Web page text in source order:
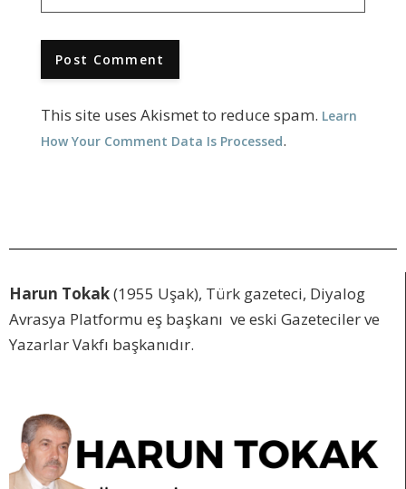
This site uses Akismet to reduce spam. Learn
How Your Comment Data Is Processed.
Harun Tokak(1955 Uşak), Türk gazeteci, Diyalog
Avrasya Platformu eş başkanı ve eski Gazeteciler ve
Yazarlar Vakfı başkanıdır.